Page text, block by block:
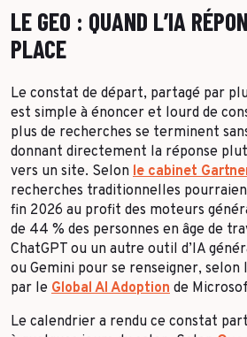
LE GEO : QUAND L’IA
PLACE
Le constat de départ, partagé par
est simple à énoncer et lourd de
plus de recherches se terminent
donnant directement la réponse
vers un site. Selon le cabinet
recherches traditionnelles
fin 2026 au profit des moteurs
de 44 % des personnes en âge de
ChatGPT ou un autre outil d’IA
ou Gemini pour se renseigner, selon
par le Global AI Adoption de
Le calendrier a rendu ce constat